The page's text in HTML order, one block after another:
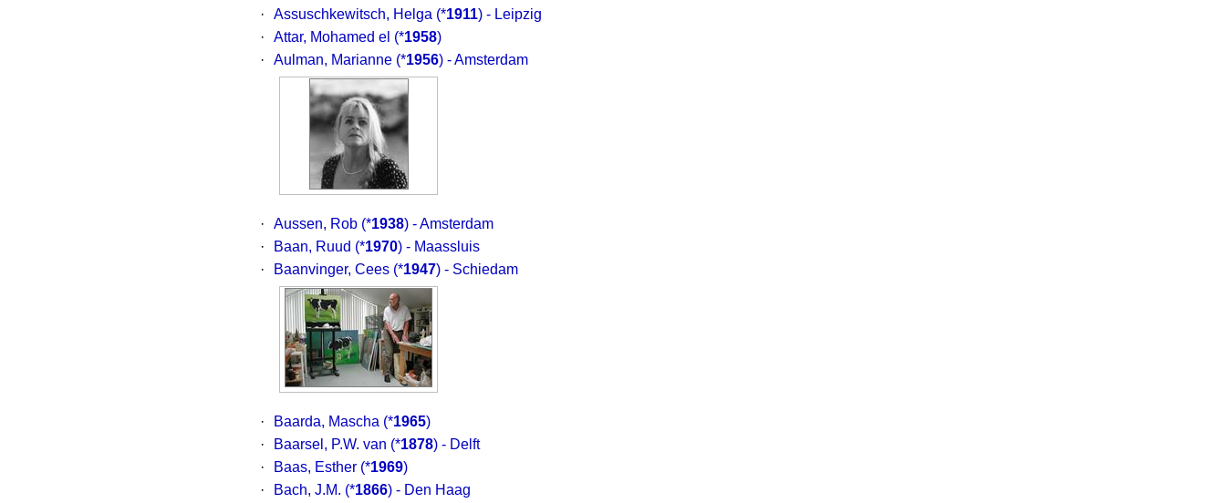
·
Assuschkewitsch, Helga (*1911) - Leipzig
·
Attar, Mohamed el (*1958)
·
Aulman, Marianne (*1956) - Amsterdam
· Aussen, Rob (*1938) - Amsterdam
·
Baan, Ruud (*1970) - Maassluis
·
Baanvinger, Cees (*1947) - Schiedam
· Baarda, Mascha (*1965)
·
Baarsel, P.W. van (*1878) - Delft
·
Baas, Esther (*1969)
·
Bach, J.M. (*1866) - Den Haag